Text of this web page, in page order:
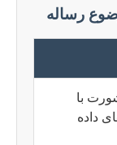
رساله
با
داده